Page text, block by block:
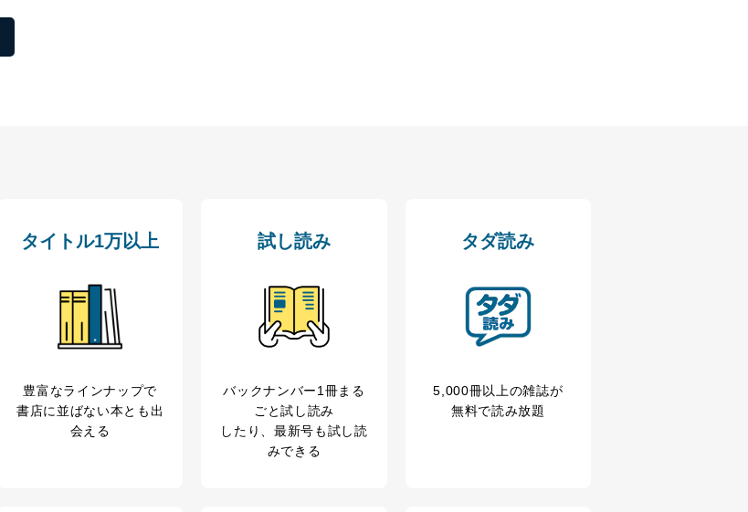
タイトル1万以上
豊富なラインナップで
書店に並ばない本とも出
会える
試し読み
バックナンバー1冊まる
ごと試し読み
したり、最新号も試し読
みできる
タダ読み
5,000冊以上の雑誌が
無料で読み放題